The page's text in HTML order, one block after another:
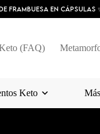
Frambuesa En Cápsulas ✨
(FAQ)
Keto Más